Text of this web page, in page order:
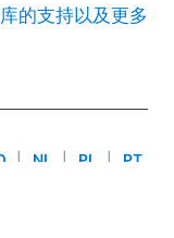
的支持以及更多
| NL | PL | PT